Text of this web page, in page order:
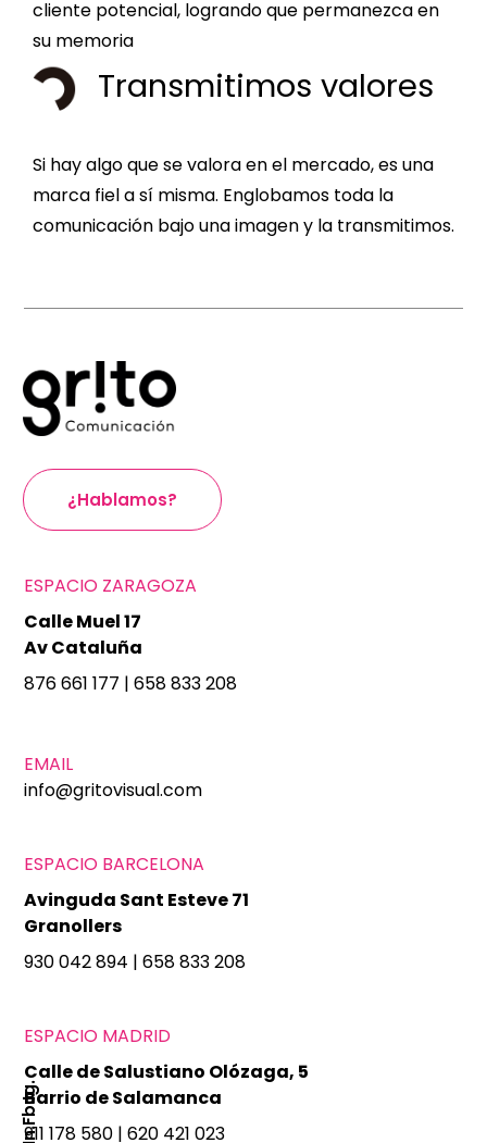
cliente potencial, logrando que permanezca en
su memoria
Transmitimos valores
Si hay algo que se valora en el mercado, es una
marca fiel a sí misma. Englobamos toda la
comunicación bajo una imagen y la transmitimos.
¿Hablamos?
In.
Fb.
Ig.
ESPACIO ZARAGOZA
Calle Muel 17
Av Cataluña
876 661 177 | 658 833 208
EMAIL
info@gritovisual.com
ESPACIO BARCELONA
Avinguda Sant Esteve 71
Granollers
930 042 894 | 658 833 208
ESPACIO MADRID
Calle de Salustiano Olózaga, 5
Barrio de Salamanca
911 178 580 | 620 421 023